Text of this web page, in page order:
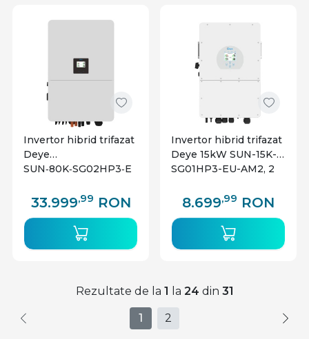
Invertor hibrid trifazat
Deye
SUN‑80K‑SG02HP3‑E
kW(80000W), 6
baterii HV
33.999,99 RON
Invertor hibrid trifazat
Deye 15kW SUN-15K-
SG01HP3-EU-AM2, 2
baterii High Voltage
8.699,99 RON
Rezultate de la 1 la 24 din 31
1 2